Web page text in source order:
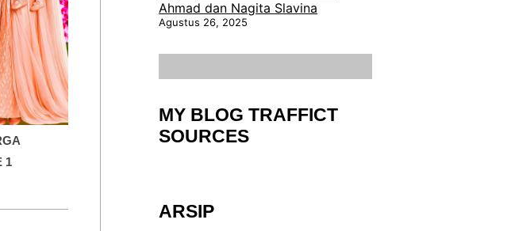
1
Ahmad dan Nagita Slavina
Agustus 26, 2025
MY BLOG TRAFFICT
SOURCES
ARSIP